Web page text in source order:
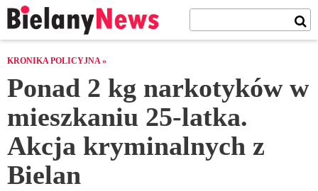
KRONIKA POLICYJNA »
Ponad 2 kg narkotyków w
mieszkaniu 25-latka.
Akcja kryminalnych z
Bielan